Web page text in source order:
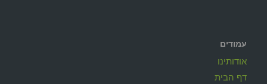
עמודים
אודותינו
דף הבית